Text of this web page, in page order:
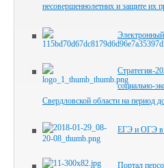
несовершеннолетних и защите их
Стратегия-
социально-
Свердловской области на период
ЕГЭ и ОГЭ в
Портал